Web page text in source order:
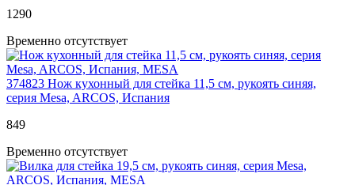
1 290
Временно отсутствует
374823 Нож кухонный для стейка 11,5 см, рукоять синяя,
серия Mesa, ARCOS, Испания
849
Временно отсутствует